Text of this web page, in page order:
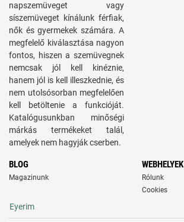
napszemüveget vagy
síszemüveget kínálunk férfiak,
nők és gyermekek számára. A
megfelelő kiválasztása nagyon
fontos, hiszen a szemüvegnek
nemcsak jól kell kinéznie,
hanem jól is kell illeszkednie, és
nem utolsósorban megfelelően
kell betöltenie a funkcióját.
Katalógusunkban minőségi
márkás termékeket talál,
amelyek nem hagyják cserben.
BLOG
Magazinunk
WEBHELYEK
Rólunk
Cookies
Eyerim